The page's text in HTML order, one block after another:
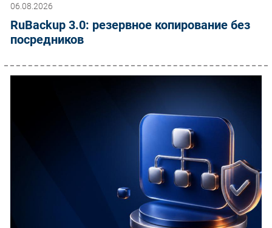
06.08.2026
RuBackup 3.0: резервное копирование без
посредников